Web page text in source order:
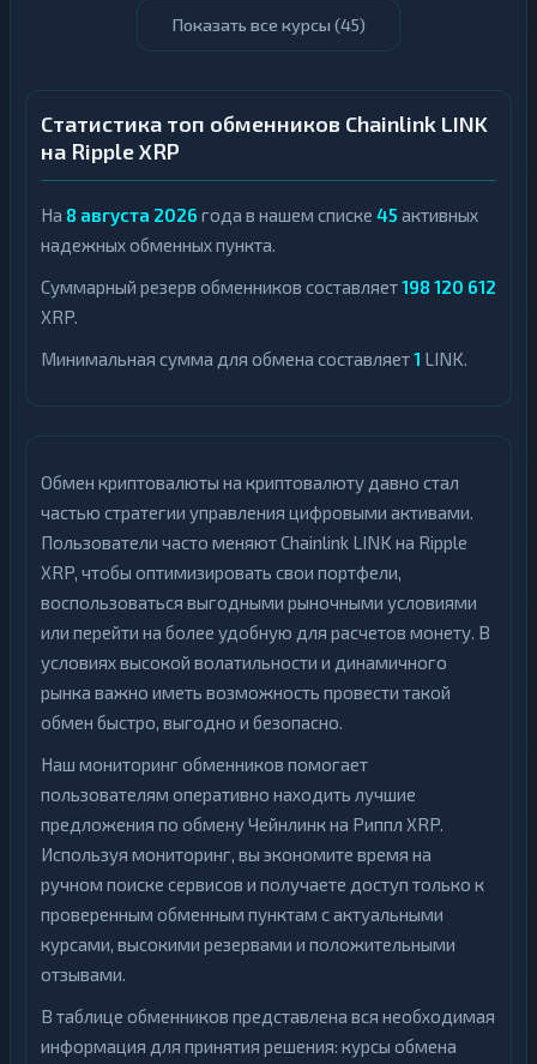
Показать все курсы (45)
Статистика топ обменников Chainlink LINK
на Ripple XRP
На 8 августа 2026 года в нашем списке 45 активных
надежных обменных пункта.
Суммарный резерв обменников составляет198 120 612
XRP.
Минимальная сумма для обмена составляет1 LINK.
Обмен криптовалюты на криптовалюту давно стал
частью стратегии управления цифровыми активами.
Пользователи часто меняют Chainlink LINK на Ripple
XRP, чтобы оптимизировать свои портфели,
воспользоваться выгодными рыночными условиями
или перейти на более удобную для расчетов монету. В
условиях высокой волатильности и динамичного
рынка важно иметь возможность провести такой
обмен быстро, выгодно и безопасно.
Наш мониторинг обменников помогает
пользователям оперативно находить лучшие
предложения по обмену Чейнлинк на Риппл XRP.
Используя мониторинг, вы экономите время на
ручном поиске сервисов и получаете доступ только к
проверенным обменным пунктам с актуальными
курсами, высокими резервами и положительными
отзывами.
В таблице обменников представлена вся необходимая
информация для принятия решения: курсы обмена